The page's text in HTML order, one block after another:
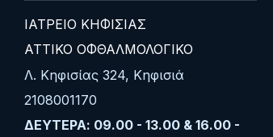
ΙΑΤΡΕΙΟ ΚΗΦΙΣΙΑΣ
ΑΤΤΙΚΟ ΟΦΘΑΛΜΟΛΟΓΙΚΟ
Λ. Κηφισίας 324, Κηφισιά
2108001170
ΔΕΥΤΕΡΑ: 09.00 - 13.00 & 16.00 -